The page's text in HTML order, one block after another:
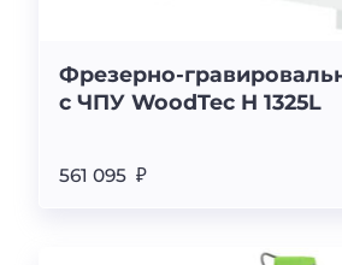
Фрезерно-
с ЧПУ WoodTec H 1325L
561 095 ₽